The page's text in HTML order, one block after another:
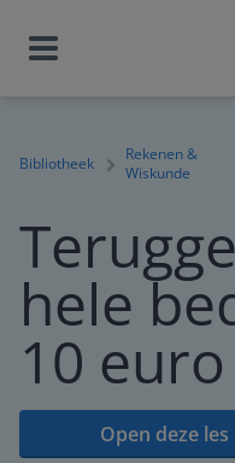
Bibliotheek
Rekenen &
Wiskunde
hele
10 euro
Open deze les